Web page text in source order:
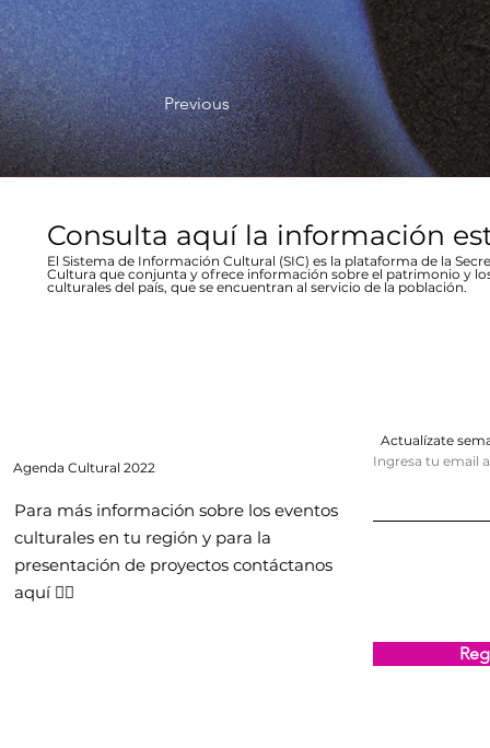
Previous
Consulta aquí la información
El Sistema de Información Cultural (SIC) es la plataforma de la
Cultura que conjunta y ofrece información sobre el patrimonio y
culturales del país, que se encuentran al servicio de la población.
Agenda Cultural 2022
Para más información sobre los eventos
culturales en tu región y para la
presentación de proyectos contáctanos
aquí 👇🏻
Actualízate
Ingresa tu email